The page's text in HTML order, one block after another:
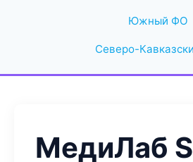
Южный ФО
Северо-
МедиЛаб